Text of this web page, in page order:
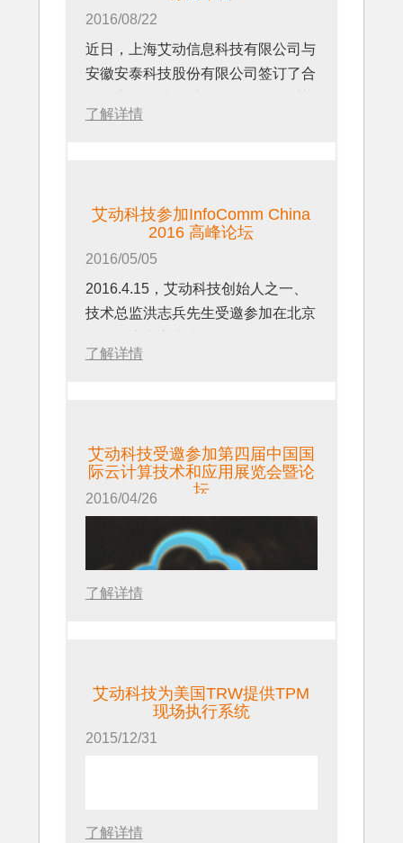
2016/08/22
近日，上海艾动信息科技有限公司与
安徽安泰科技股份有限公司签订了合
服务云平台作为他们的ITSS信息技
了解详情
艾动科技参加InfoComm China
2016 高峰论坛
2016/05/05
2016.4.15，艾动科技创始人之一、
技术总监洪志兵先生受邀参加在北京
China 2016 高峰论坛活动，该论坛
业内最新发展趋势、技术变革和行业
最佳实践案例。
了解详情
艾动科技受邀参加第四届中国国
际云计算技术和应用展览会暨论
坛
2016/04/26
一、技术总监洪志兵先生代表艾动科
技参加在北京国际会议中心举办第四
届中国国际云计算技术和应用展览会
行业发展趋势、推动行业应用落地、
了解详情
艾动科技为美国TRW提供TPM
现场执行系统
2015/12/31
了解详情